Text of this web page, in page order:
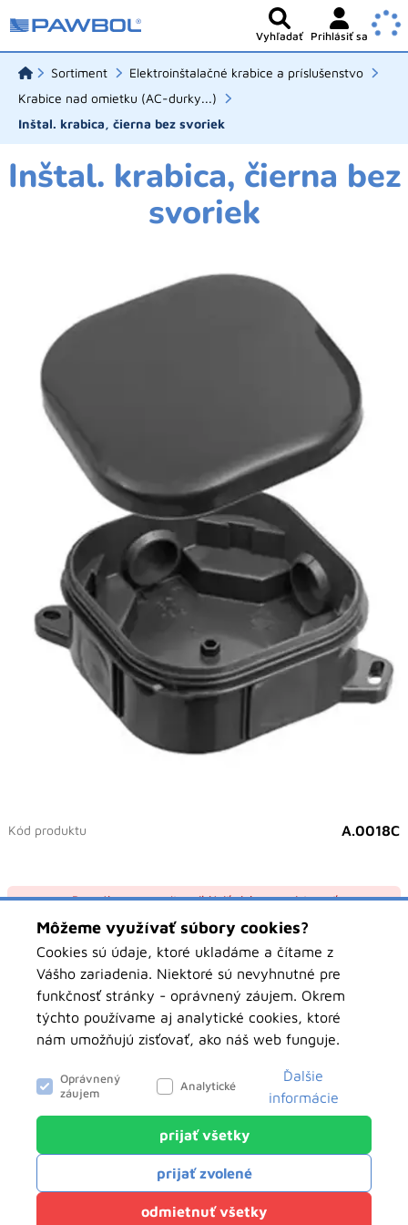
Vyhľadať Prihlásiť sa
Sortiment
Elektroinštalačné krabice a príslušenstvo
Krabice nad omietku (AC-durky...)
Inštal. krabica, čierna bez svoriek
Inštal. krabica, čierna bez
svoriek
Kód produktu A.0018C
Pre nákup sa musíte prihlásiť alebo zaregistrovať
Prihlásiť sa
Atribúty
Farba
objednavky.pawbolsk.sk
Klientský servis
Môžeme využívať súbory cookies?
Cookies sú údaje, ktoré ukladáme a čítame z
Vášho zariadenia. Niektoré sú nevyhnutné pre
funkčnosť stránky - oprávnený záujem. Okrem
týchto používame aj analytické cookies, ktoré
nám umožňujú zisťovať, ako náš web funguje.
Oprávnený
záujem
Analytické
Ďalšie
informácie
Analytické
Tieto cookies nám slúžia na zisťovanie
anonymných údajov o návštevnosti nášho webu.
Môžu hovoriť o tom, odkiaľ ste k nám prišli, o
prijať všetky
prijať zvolené
odmietnuť všetky